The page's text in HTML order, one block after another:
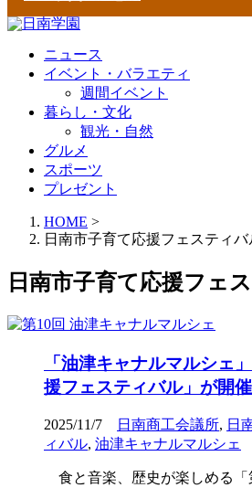
ニュース
イベント・バラエティ
週間イベント
暮らし・文化
観光・自然
グルメ
スポーツ
プレゼント
HOME >
日南市子育て応援フェスティバ
日南市子育て応援フェ
「油津キャナルマルシェ
援フェスティバル」が開催
2025/11/7 日南商工会議所, 日
ィバル, 油津キャナルマルシェ
食と音楽、歴史が楽しめる「